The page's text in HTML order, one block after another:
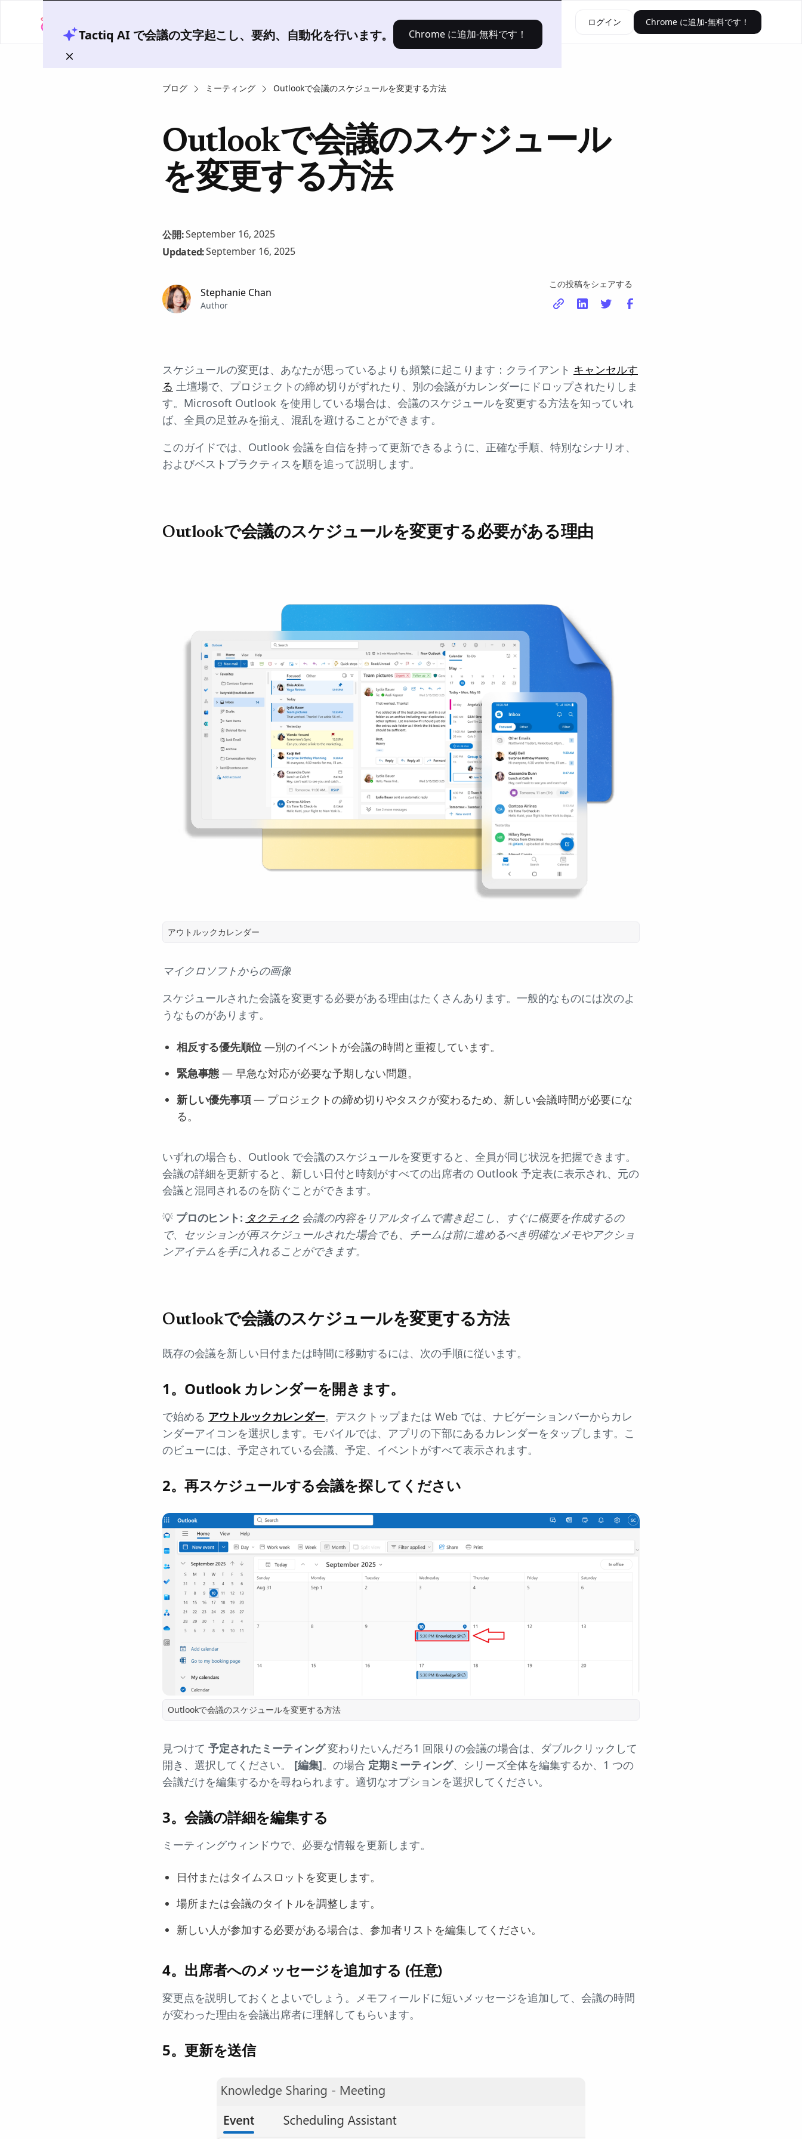
Tactiq AI で会議の文字起こし、要約、自動化を行います。 Chrome に追加-無料です！
ソリューション 価格設定 資源 ログイン Chrome に追加-無料です！
ブログ ミーティング Outlookで会議のスケジュールを変更する方法
Outlookで会議のスケジュール
を変更する方法
公開:September 16, 2025
Updated:September 16, 2025
Stephanie Chan
Author
この投稿をシェアする
スケジュールの変更は、あなたが思っているよりも頻繁に起こります：クライアント キャンセルす
る 土壇場で、プロジェクトの締め切りがずれたり、別の会議がカレンダーにドロップされたりしま
す。Microsoft Outlook を使用している場合は、会議のスケジュールを変更する方法を知っていれ
ば、全員の足並みを揃え、混乱を避けることができます。
このガイドでは、Outlook 会議を自信を持って更新できるように、正確な手順、特別なシナリオ、
およびベストプラクティスを順を追って説明します。
Outlookで会議のスケジュールを変更する必要がある理由
アウトルックカレンダー
マイクロソフトからの画像
スケジュールされた会議を変更する必要がある理由はたくさんあります。一般的なものには次のよ
うなものがあります。
相反する優先順位 —別のイベントが会議の時間と重複しています。
緊急事態 — 早急な対応が必要な予期しない問題。
新しい優先事項— プロジェクトの締め切りやタスクが変わるため、新しい会議時間が必要にな
る。
いずれの場合も、Outlook で会議のスケジュールを変更すると、全員が同じ状況を把握できます。
会議の詳細を更新すると、新しい日付と時刻がすべての出席者の Outlook 予定表に表示され、元の
会議と混同されるのを防ぐことができます。
💡 プロのヒント: タクティク 会議の内容をリアルタイムで書き起こし、すぐに概要を作成するの
で、セッションが再スケジュールされた場合でも、チームは前に進めるべき明確なメモやアクショ
ンアイテムを手に入れることができます。
Outlookで会議のスケジュールを変更する方法
既存の会議を新しい日付または時間に移動するには、次の手順に従います。
1。Outlook カレンダーを開きます。
で始める アウトルックカレンダー。デスクトップまたは Web では、ナビゲーションバーからカレ
ンダーアイコンを選択します。モバイルでは、アプリの下部にあるカレンダーをタップします。こ
のビューには、予定されている会議、予定、イベントがすべて表示されます。
2。再スケジュールする会議を探してください
Outlookで会議のスケジュールを変更する方法
見つけて 予定されたミーティング変わりたいんだろ1 回限りの会議の場合は、ダブルクリックして
開き、選択してください。 [編集]。の場合 定期ミーティング、シリーズ全体を編集するか、1 つの
会議だけを編集するかを尋ねられます。適切なオプションを選択してください。
3。会議の詳細を編集する
ミーティングウィンドウで、必要な情報を更新します。
日付またはタイムスロットを変更します。
場所または会議のタイトルを調整します。
新しい人が参加する必要がある場合は、参加者リストを編集してください。
4。出席者へのメッセージを追加する (任意)
変更点を説明しておくとよいでしょう。メモフィールドに短いメッセージを追加して、会議の時間
が変わった理由を会議出席者に理解してもらいます。
5。更新を送信